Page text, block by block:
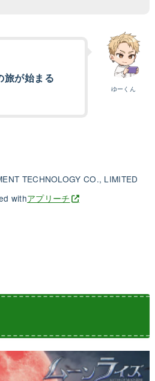
ゆーくん
旅が始まる
TECHNOLOGY CO., LIMITED
withアプリーチ